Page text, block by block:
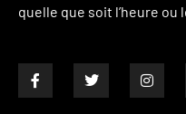
quelle que soit l’heure ou